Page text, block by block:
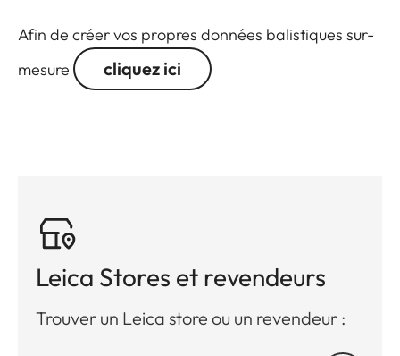
Afin de créer vos propres données balistiques sur-
mesure
cliquez ici
Leica Stores et revendeurs
Trouver un Leica store ou un revendeur :